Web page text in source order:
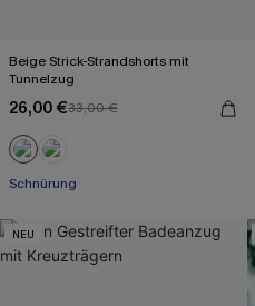
Beige Strick-Strandshorts mit
Tunnelzug
26,00 €33,00 €
Schnürung
NEU